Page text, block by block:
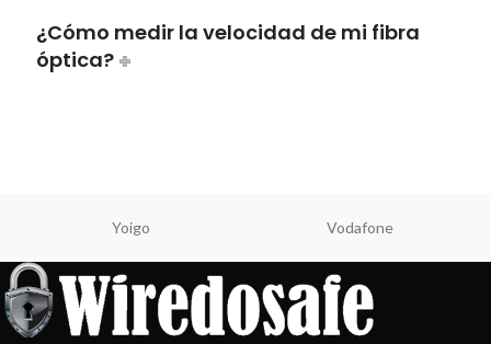
¿Cómo medir la velocidad de mi fibra
óptica?
Yoigo Vodafone